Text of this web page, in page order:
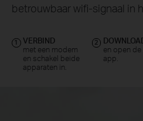
betrouwbaar wifi-signaal in
1 VERBIND
met een modem
en schakel beide
apparaten in.
2
en open de
app.